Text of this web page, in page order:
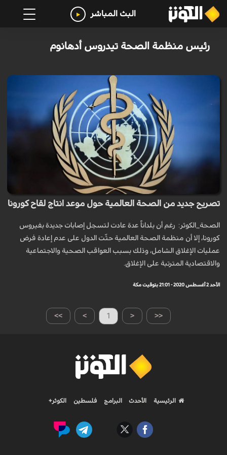
البث المباشر
رئيس منظمة الصحة تيدروس أدهانوم
تصريح جديد من الصحة العالمية حول موعد انتاج لقاح كورونا
الصحة_الكوثر: رغم أن بلداناً عدة عادت لتسجل إصابات جديدة بفيروس
كورونا، إلا أن منظمة الصحة العالمية حثّت الدول على عدم إعادة فرض
عمليات الإغلاق الشامل، وذلك بسبب العواقب الصحية والاجتماعية
والاقتصادية المترتبة على الإغلاق.
الأحد 2 أغسطس 2020 - 21:01 بتوقيت مكة
>> > 1 < <<
الرئيسية الأحدث البرامج فلسطين الكوثر+